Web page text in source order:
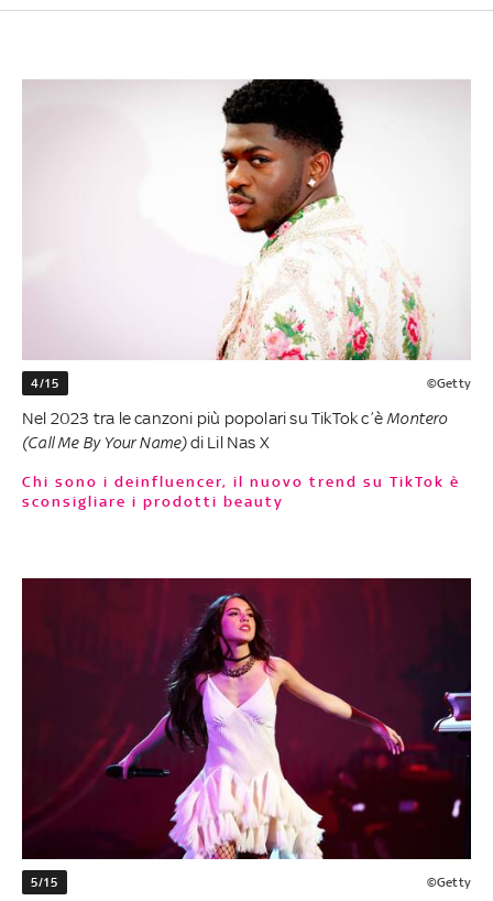
4/15 ©Getty
Nel 2023 tra le canzoni più popolari su TikTok c’è Montero
(Call Me By Your Name)di Lil Nas X
Chi sono i deinfluencer, il nuovo trend su TikTok è
sconsigliare i prodotti beauty
5/15 ©Getty